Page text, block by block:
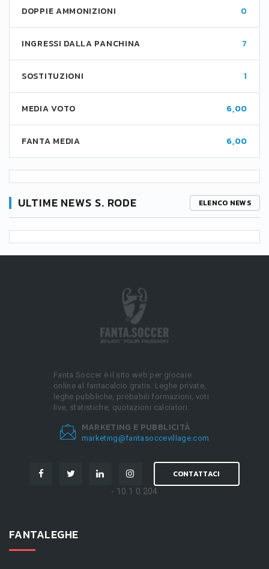
DOPPIE AMMONIZIONI 0
INGRESSI DALLA PANCHINA 7
SOSTITUZIONI 1
MEDIA VOTO 6,00
FANTA MEDIA 6,00
ULTIME NEWS S. RODE ELENCO NEWS
Fanta.Soccer è il sito web per giocare
online al fantacalcio gratis. Leghe private,
leghe pubbliche, probabili formazioni, voti
live, statistiche, quotazioni calciatori.
MARKETING E PUBBLICITÀ
marketing@fantasoccevillage.com
CONTATTACI
- 10.1.0.204
FANTALEGHE